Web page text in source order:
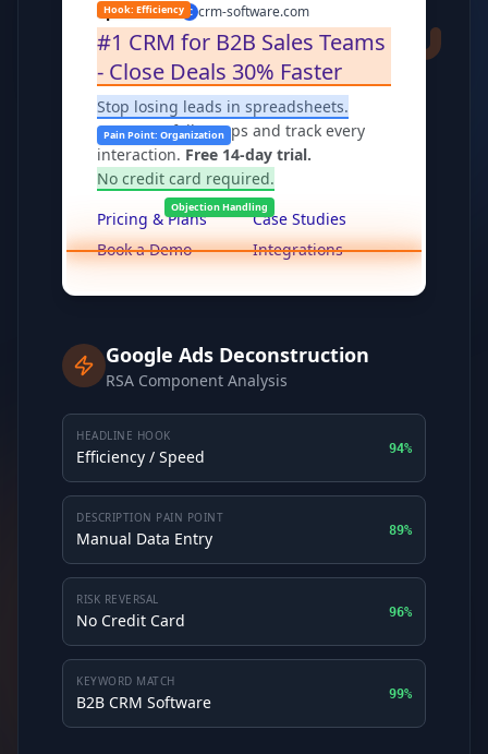
Sponsored· C crm-software.com
#1 CRM for B2B Sales Teams
- Close Deals 30% Faster
Hook: Efficiency
Stop losing leads in spreadsheets.
Pain Point: Organization
Automate follow-ups and track every
interaction. Free 14-day trial.
No credit card required.
Objection Handling
Pricing & Plans
Case Studies
Book a Demo
Integrations
Google Ads Deconstruction
RSA Component Analysis
HEADLINE HOOK
Efficiency / Speed 94%
DESCRIPTION PAIN POINT
Manual Data Entry 89%
RISK REVERSAL
No Credit Card 96%
KEYWORD MATCH
B2B CRM Software 99%